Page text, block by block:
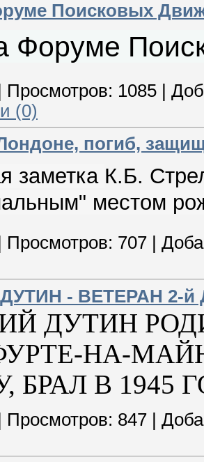
Поисковых
Форуме
Просмотров: 1085 |
(0)
погиб,
заметка К.Б.
местом
Просмотров: 707
- ВЕТЕРАН
ДУТИН
НА-
БРАЛ В 1945
Просмотров: 847 |